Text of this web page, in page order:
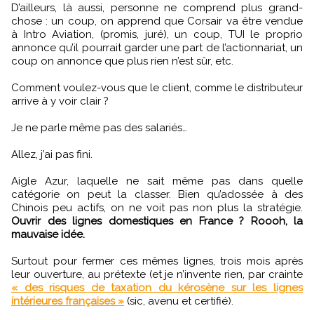
D’ailleurs, là aussi, personne ne comprend plus grand-
chose : un coup, on apprend que Corsair va être vendue
à Intro Aviation, (promis, juré), un coup, TUI le proprio
annonce qu’il pourrait garder une part de l’actionnariat, un
coup on annonce que plus rien n’est sûr, etc.
Comment voulez-vous que le client, comme le distributeur
arrive à y voir clair ?
Je ne parle même pas des salariés…
Allez, j’ai pas fini.
Aigle Azur, laquelle ne sait même pas dans quelle
catégorie on peut la classer. Bien qu’adossée à des
Chinois peu actifs, on ne voit pas non plus la stratégie.
Ouvrir des lignes domestiques en France ? Roooh, la
mauvaise idée.
Surtout pour fermer ces mêmes lignes, trois mois après
leur ouverture, au prétexte (et je n’invente rien, par crainte
« des risques de taxation du kérosène sur les lignes
intérieures françaises » (sic, avenu et certifié).